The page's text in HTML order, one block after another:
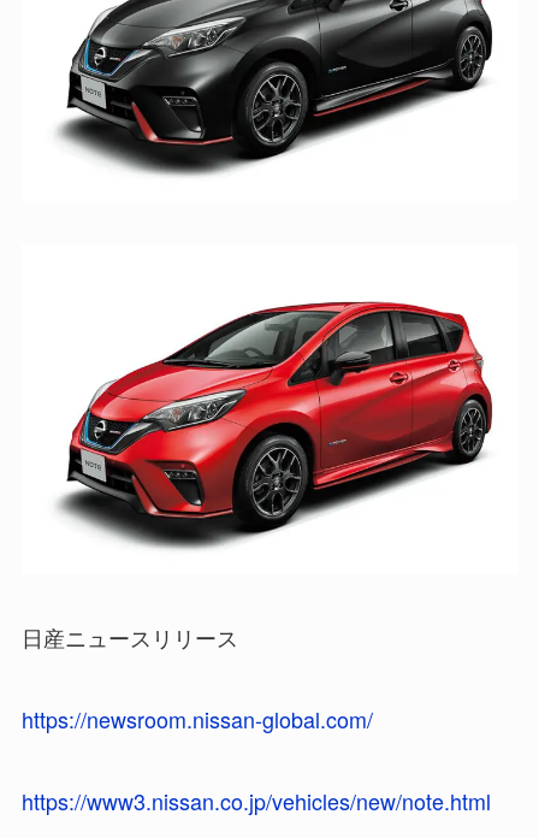
日産ニュースリリース
https://newsroom.nissan-global.com/
https://www3.nissan.co.jp/vehicles/new/note.html